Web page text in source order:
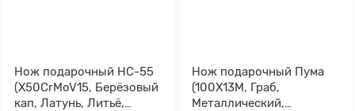
Нож подарочный НС-55
(X50CrMoV15, Берёзовый
кап, Латунь, Литьё,
Нож подарочный Пума
(100Х13М, Граб,
Металлический,